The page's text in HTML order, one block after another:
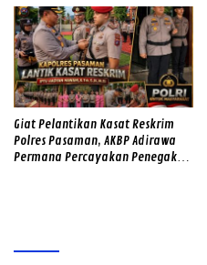
Giat Pelantikan Kasat Reskrim
Polres Pasaman, AKBP Adirawa
Permana Percayakan Penegakan